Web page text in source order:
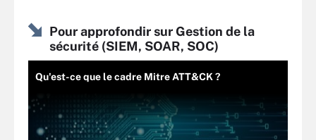
Pour approfondir sur Gestion de la
sécurité (SIEM, SOAR, SOC)
Qu'est-ce que le cadre Mitre ATT&CK ?